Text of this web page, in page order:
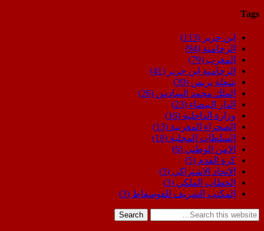
Tags
ابن جرير (113)
الرحامنة (94)
المغرب (79)
الرحامنة ابن جرير (41)
شعلة بريس (39)
الملك محمد السادس (26)
الدار البيضاء (23)
وزارة الداخلية (16)
الصحراء المغربية (13)
السلطات المحلية (10)
الامن الوطني (6)
كرة القدم (5)
الاتحاد الاشتراكي (3)
الخطاب الملكي (3)
المكتب الشريف للفوسفاط (3)
Search